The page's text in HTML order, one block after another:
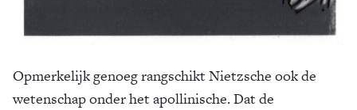
Opmerkelijk genoeg rangschikt Nietzsche ook de
wetenschap onder het apollinische. Dat de